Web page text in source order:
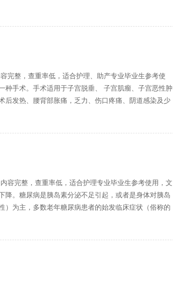
完整，查重率低，适合护理、助产专业毕业生参考使
手术。手术适用于子宫脱垂、 子宫肌瘤、子宫恶性肿
发热、腰背部胀痛，乏力、伤口疼痛、阴道感染及少
容完整，查重率低，适合护理专业毕业生参考使用，文
。糖尿病是胰岛素分泌不足引起，或者是身体对胰岛
为主，多数老年糖尿病患者的始发临床症状（俗称的